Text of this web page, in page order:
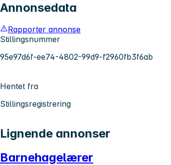
Annonsedata
Rapporter annonse
Stillingsnummer
95e97d6f-ee74-4802-99d9-f2960fb3f6ab
Hentet fra
Stillingsregistrering
Lignende annonser
Barnehagelærer